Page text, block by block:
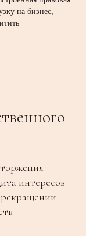
на бизнес,
интересов